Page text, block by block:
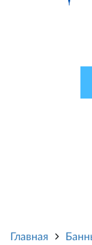
Главная